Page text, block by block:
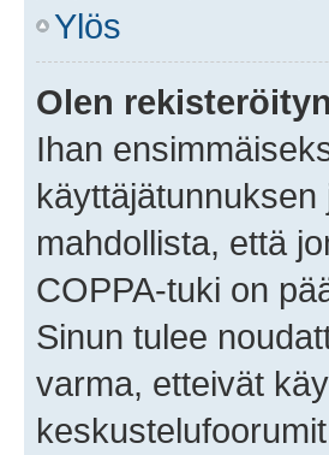
Ylös
Olen
Ihan
mahdollista, että
COPPA-tuki on
Sinun tulee
varma, etteivät